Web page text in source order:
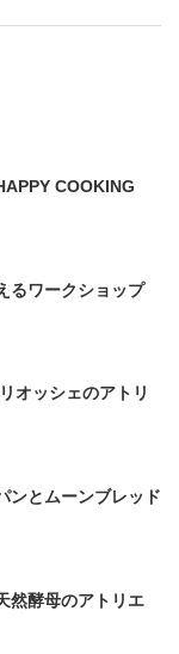
COOKING
るワークショップ
オッシェのアトリ
ンとムーンブレッド
然酵母のアトリエ